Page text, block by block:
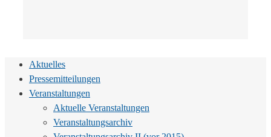
Aktuelles
Pressemitteilungen
Veranstaltungen
Aktuelle Veranstaltungen
Veranstaltungsarchiv